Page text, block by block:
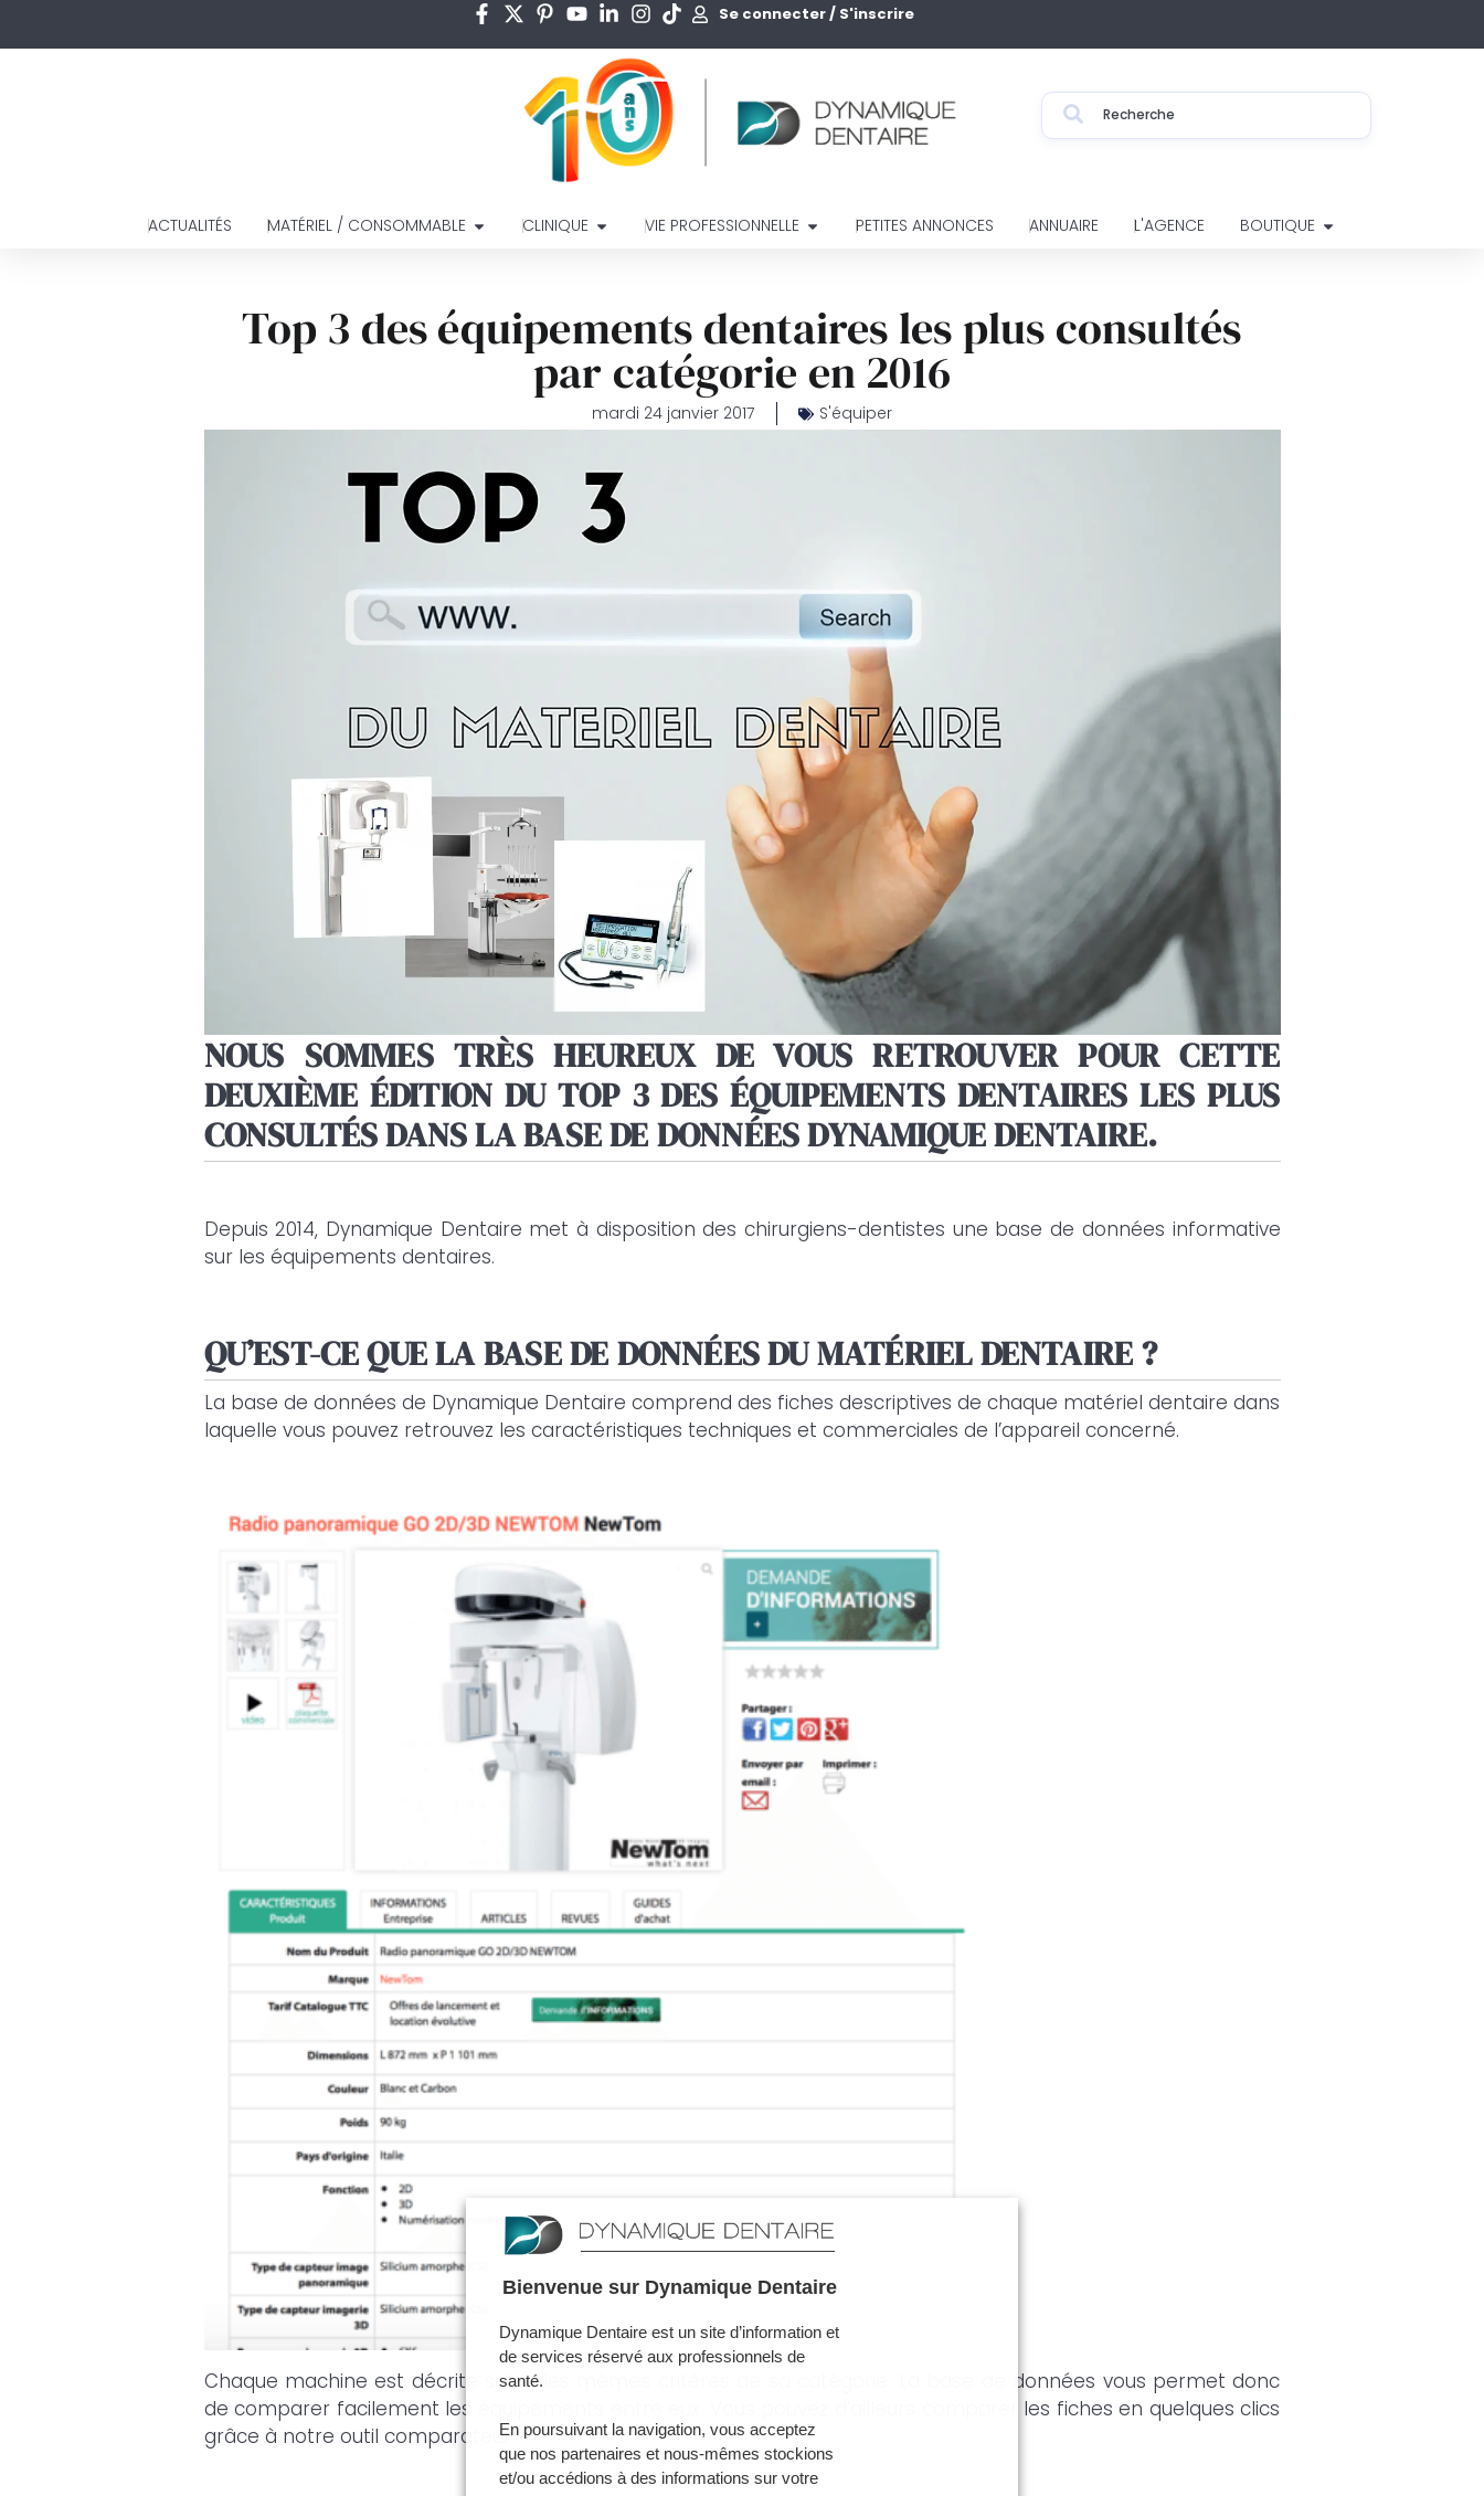
Se connecter / S'inscrire
ACTUALITÉS MATÉRIEL / CONSOMMABLE CLINIQUE VIE PROFESSIONNELLE PETITES ANNONCES ANNUAIRE L'AGENCE BOUTIQUE
Top 3 des équipements dentaires les plus consultés
par catégorie en 2016
mardi 24 janvier 2017 S'équiper
NOUS SOMMES TRÈS HEUREUX DE VOUS RETROUVER POUR CETTE
DEUXIÈME ÉDITION DU TOP 3 DES ÉQUIPEMENTS DENTAIRES LES PLUS
CONSULTÉS DANS LA BASE DE DONNÉES DYNAMIQUE DENTAIRE.
Depuis 2014, Dynamique Dentaire met à disposition des chirurgiens-dentistes une base de données informative
sur les équipements dentaires.
QU’EST-CE QUE LA BASE DE DONNÉES DU MATÉRIEL DENTAIRE ?
La base de données de Dynamique Dentaire comprend des fiches descriptives de chaque matériel dentaire dans
laquelle vous pouvez retrouvez les caractéristiques techniques et commerciales de l’appareil concerné.
Chaque machine est décrite selon les mêmes critères de sa catégorie. La base de données vous permet donc
de comparer facilement les équipements entre eux. Vous pouvez d’ailleurs comparer les fiches en quelques clics
grâce à notre outil comparateur.
Bienvenue sur Dynamique Dentaire
Dynamique Dentaire est un site d’information et
de services réservé aux professionnels de
santé.
En poursuivant la navigation, vous acceptez
que nos partenaires et nous-mêmes stockions
et/ou accédions à des informations sur votre